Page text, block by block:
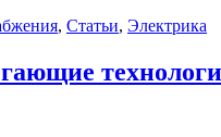
, Статьи, Электрика